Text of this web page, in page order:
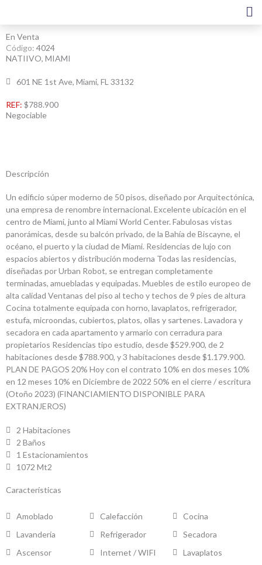
En Venta
Código: 4024
NATIIVO, MIAMI
601 NE 1st Ave, Miami, FL 33132
REF: $788.900
Negociable
Descripción
Un edificio súper moderno de 50 pisos, diseñado por Arquitectónica,
una empresa de renombre internacional. Excelente ubicación en el
centro de Miami, junto al Miami World Center. Fabulosas vistas
panorámicas, desde su balcón privado, de la Bahía de Biscayne, el
océano, el puerto y la ciudad de Miami. Residencias de lujo con
espacios abiertos y distribución moderna Todas las residencias,
diseñadas por Urban Robot, se entregan completamente
terminadas, amuebladas y equipadas. Muebles de estilo europeo de
alta calidad Ventanas del piso al techo y techos de 9 pies de altura
Cocina totalmente equipada con horno, lavaplatos, refrigerador,
estufa, microondas, cubiertos, platos, ollas y sartenes. Lavadora y
secadora en cada apartamento y armario con cerradura para
propietarios Residencias tipo estudio, desde $529.900, de 2
habitaciones desde $788.900, y 3 habitaciones desde $1.179.900.
PLAN DE PAGOS 20% Hoy con el contrato 10% en dos meses 10%
en 12 meses 10% en Diciembre de 2022 50% en el cierre / escritura
(Otoño 2023) (FINANCIAMIENTO DISPONIBLE PARA
EXTRANJEROS)
2 Habitaciones
2 Baños
1 Estacionamientos
1072 Mt2
Características
Amoblado Calefacción
Cocina
Lavandería
Refrigerador
Secadora
Ascensor
Internet / WIFI
Lavaplatos